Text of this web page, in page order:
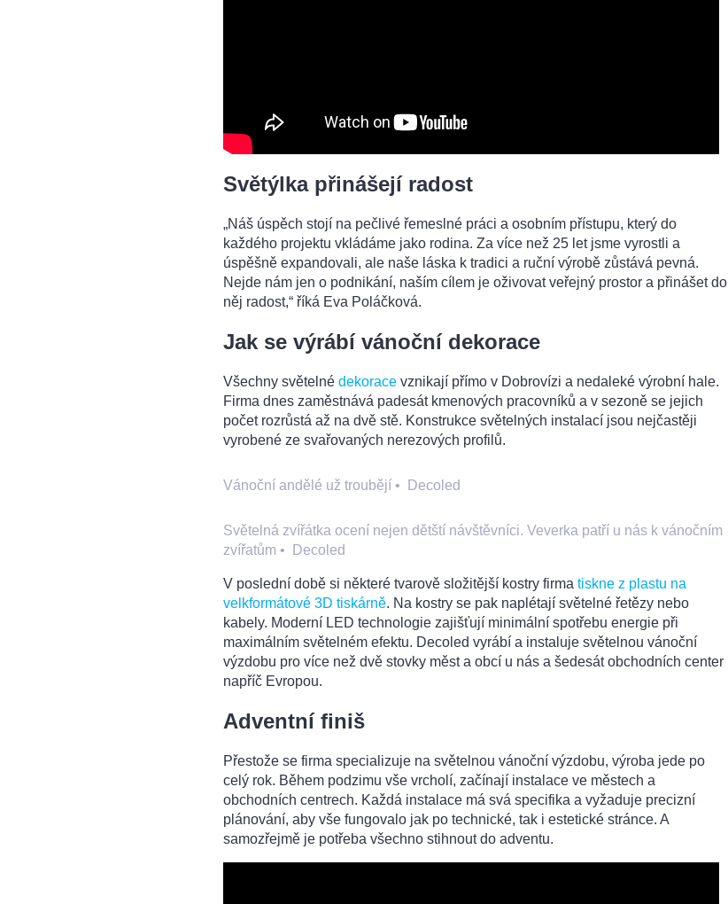
Světýlka přinášejí radost
„Náš úspěch stojí na pečlivé řemeslné práci a osobním přístupu, který do
každého projektu vkládáme jako rodina. Za více než 25 let jsme vyrostli a
úspěšně expandovali, ale naše láska k tradici a ruční výrobě zůstává pevná.
Nejde nám jen o podnikání, naším cílem je oživovat veřejný prostor a přinášet do
něj radost,“ říká Eva Poláčková.
Jak se výrábí vánoční dekorace
Všechny světelné dekorace vznikají přímo v Dobrovízi a nedaleké výrobní hale.
Firma dnes zaměstnává padesát kmenových pracovníků a v sezoně se jejich
počet rozrůstá až na dvě stě. Konstrukce světelných instalací jsou nejčastěji
vyrobené ze svařovaných nerezových profilů.
Vánoční andělé už troubějí • Decoled
Světelná zvířátka ocení nejen dětští návštěvníci. Veverka patří u nás k vánočním
zvířatům • Decoled
V poslední době si některé tvarově složitější kostry firma tiskne z plastu na
velkformátové 3D tiskárně. Na kostry se pak naplétají světelné řetězy nebo
kabely. Moderní LED technologie zajišťují minimální spotřebu energie při
maximálním světelném efektu. Decoled vyrábí a instaluje světelnou vánoční
výzdobu pro více než dvě stovky měst a obcí u nás a šedesát obchodních center
napříč Evropou.
Adventní finiš
Přestože se firma specializuje na světelnou vánoční výzdobu, výroba jede po
celý rok. Během podzimu vše vrcholí, začínají instalace ve městech a
obchodních centrech. Každá instalace má svá specifika a vyžaduje precizní
plánování, aby vše fungovalo jak po technické, tak i estetické stránce. A
samozřejmě je potřeba všechno stihnout do adventu.